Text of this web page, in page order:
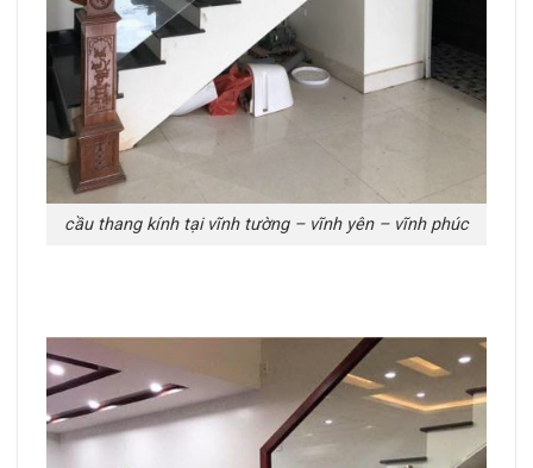
cầu thang kính tại vĩnh tường – vĩnh yên – vĩnh phúc